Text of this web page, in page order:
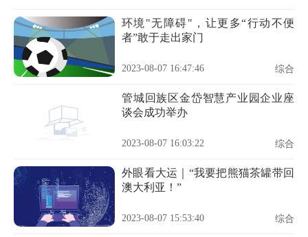
环境"无障碍"，让更多“行动不便
者”敢于走出家门
2023-08-07 16:47:46 综合
管城回族区金岱智慧产业园企业座
谈会成功举办
2023-08-07 16:03:22 综合
外眼看大运｜“我要把熊猫茶罐带回
澳大利亚！”
2023-08-07 15:53:40 综合